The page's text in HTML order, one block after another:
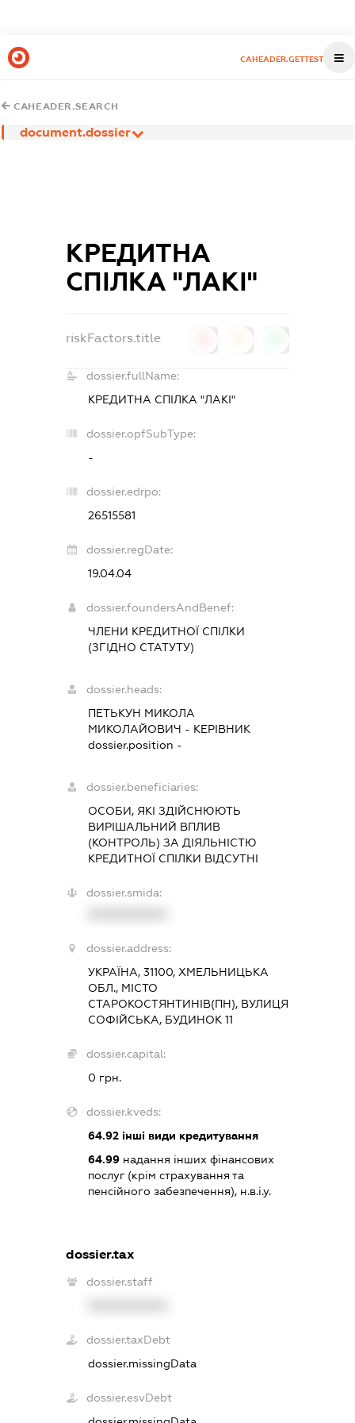
CAHEADER.GETTEST
CAHEADER.SEARCH
document.dossier
КРЕДИТНА
СПІЛКА "ЛАКІ"
riskFactors.title
dossier.fullName:
КРЕДИТНА СПІЛКА "ЛАКІ"
dossier.opfSubType:
-
dossier.edrpo:
26515581
dossier.regDate:
19.04.04
dossier.foundersAndBenef:
ЧЛЕНИ КРЕДИТНОЇ СПІЛКИ
(ЗГІДНО СТАТУТУ)
dossier.heads:
ПЕТЬКУН МИКОЛА
МИКОЛАЙОВИЧ - КЕРІВНИК
dossier.position -
dossier.beneficiaries:
ОСОБИ, ЯКІ ЗДІЙСНЮЮТЬ
ВИРІШАЛЬНИЙ ВПЛИВ
(КОНТРОЛЬ) ЗА ДІЯЛЬНІСТЮ
КРЕДИТНОЇ СПІЛКИ ВІДСУТНІ
dossier.smida:
dossier.address:
УКРАЇНА, 31100, ХМЕЛЬНИЦЬКА
ОБЛ., МІСТО
СТАРОКОСТЯНТИНІВ(ПН), ВУЛИЦЯ
СОФІЙСЬКА, БУДИНОК 11
dossier.capital:
0 грн.
dossier.kveds:
64.92 інші види кредитування
64.99 надання інших фінансових
послуг (крім страхування та
пенсійного забезпечення), н.в.і.у.
dossier.tax
dossier.staff
dossier.taxDebt
dossier.missingData
dossier.esvDebt